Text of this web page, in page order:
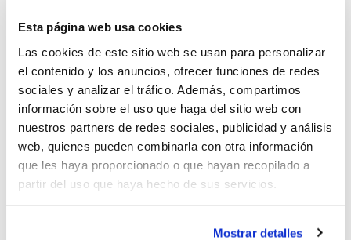
Esta página web usa cookies
Las cookies de este sitio web se usan para personalizar
el contenido y los anuncios, ofrecer funciones de redes
sociales y analizar el tráfico. Además, compartimos
información sobre el uso que haga del sitio web con
nuestros partners de redes sociales, publicidad y análisis
web, quienes pueden combinarla con otra información
que les haya proporcionado o que hayan recopilado a
partir del uso que haya hecho de sus servicios.
Mostrar detalles
Campeonato de España de Selecciones Autonómicas
Minibasket, que se disputará en San Fernando (Cádiz)
del 16 al 20 de abril.
Tanto en masculino como en femenino, la Comunidad
estará en la categoría Especial, junto a las mejores
selecciones de España.
La selección Alevín Masculina estará en el Grupo A,
junto a Andalucía, Madrid, Islas Baleares y Castilla
ha sido incluida en el Grupo A, aunque en su caso se